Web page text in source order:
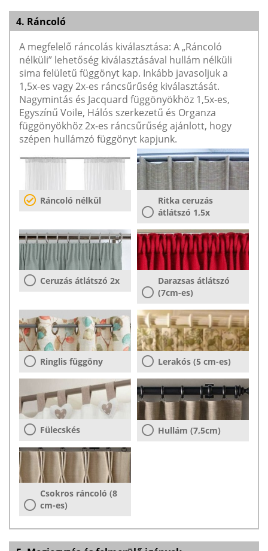
4. Ráncoló
A megfelelő ráncolás kiválasztása: A „Ráncoló
nélküli” lehetőség kiválasztásával hullám nélküli
sima felületű függönyt kap. Inkább javasoljuk a
1,5x-es vagy 2x-es ráncsűrűség kiválasztását.
Nagymintás és Jacquard függönyökhöz 1,5x-es,
Egyszínű Voile, Hálós szerkezetű és Organza
függönyökhöz 2x-es ráncsűrűség ajánlott, hogy
szépen hullámzó függönyt kapjunk.
Ráncoló nélkül
Ritka ceruzás
átlátszó 1,5x
Ceruzás átlátszó 2x
Darazsas átlátszó
(7cm-es)
Ringlis függöny Lerakós (5 cm-es)
Fülecskés Hullám (7,5cm)
Csokros ráncoló (8
cm-es)